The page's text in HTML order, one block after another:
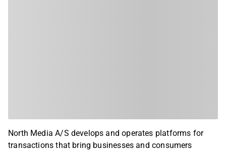
North Media A/S develops and operates platforms for
transactions that bring businesses and consumers